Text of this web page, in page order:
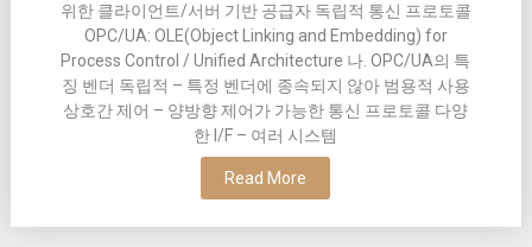
위한 클라이언트/서버 기반 공급자 독립적 통신 프로토콜
OPC/UA: OLE(Object Linking and Embedding) for
Process Control / Unified Architecture 나. OPC/UA의 특
징 벤더 독립적 – 특정 벤더에 종속되지 않아 범용적 사용
상호간 제어 – 양방향 제어가 가능한 통신 프로토콜 다양
한 I/F – 여러 시스템
Read More